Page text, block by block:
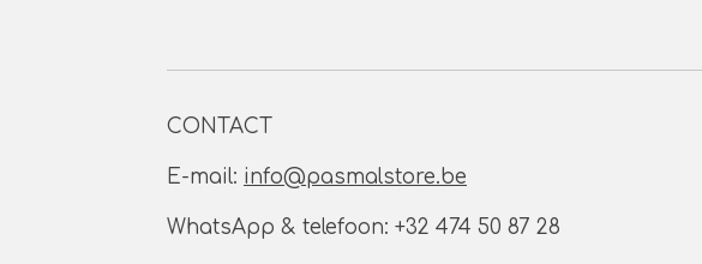
CONTACT
E-mail: info@pasmalstore.be
WhatsApp & telefoon: +32 474 50 87 28